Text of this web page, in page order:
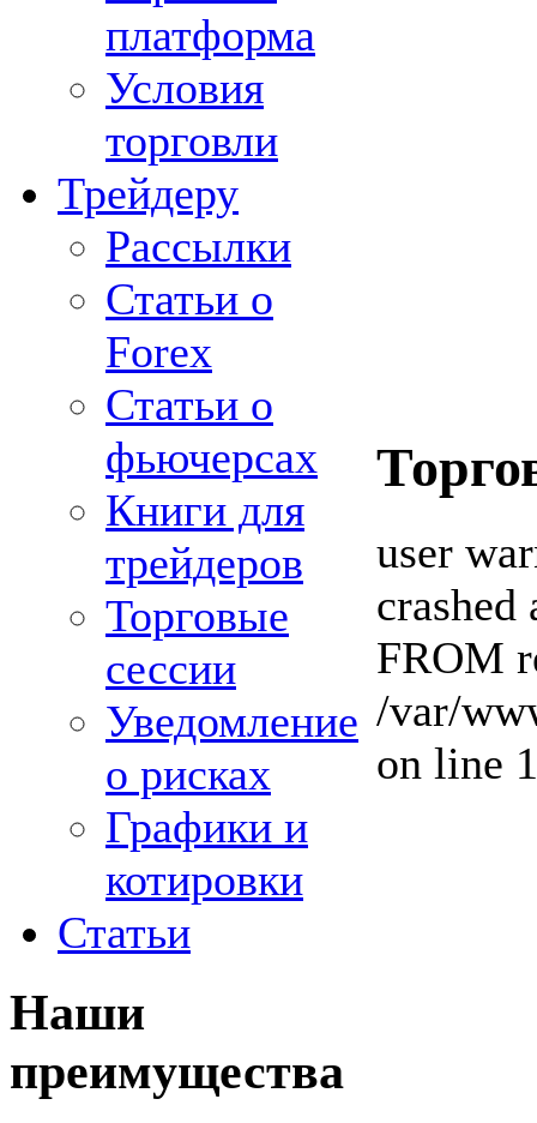
платформа
Условия
торговли
Трейдеру
Рассылки
Статьи о
Forex
Статьи о
фьючерсах
Книги для
трейдеров
Торговые
сессии
Уведомление
о рисках
Графики и
котировки
Статьи
Наши
преимущества
user
FROM
/var/
on line